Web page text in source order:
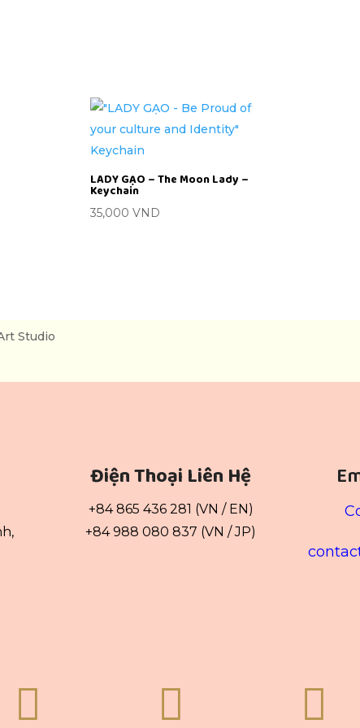
LADY GẠO – The Moon Lady –
Keychain
35,000 VND
Điện Thoại Liên Hệ
+84 865 436 281 (VN / EN)
+84 988 080 837 (VN / JP)
  